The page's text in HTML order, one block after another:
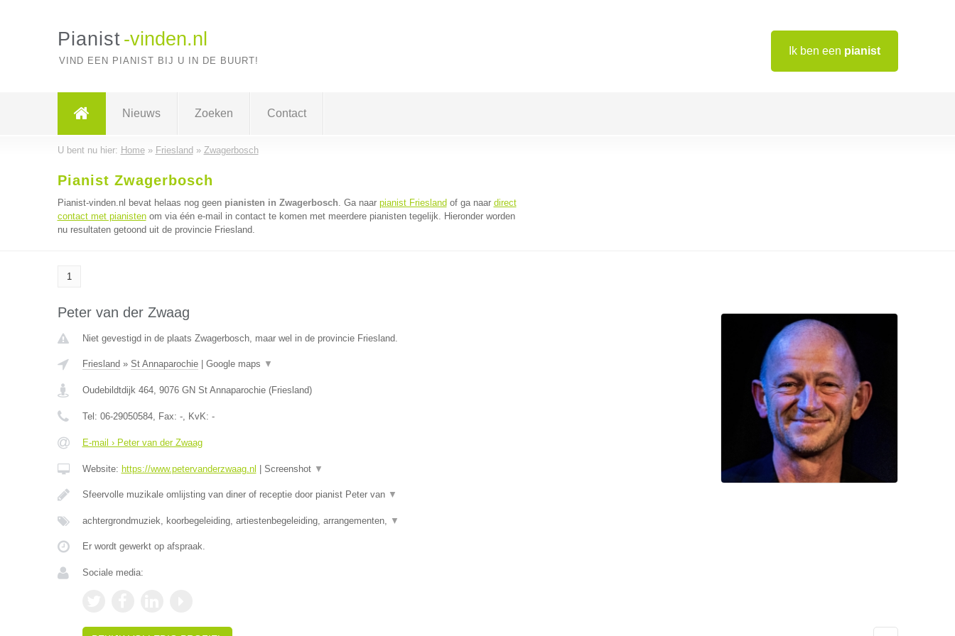
Ik ben een pianist
Pianist -vinden.nl
VIND EEN PIANIST BIJ U IN DE BUURT!
Nieuws Zoeken Contact
U bent nu hier: Home» Friesland » Zwagerbosch
Pianist Zwagerbosch
Pianist-vinden.nl bevat helaas nog geen pianisten in Zwagerbosch. Ga naar pianist Friesland of ga naar direct
contact met pianistenom via één e-mail in contact te komen met meerdere pianisten tegelijk. Hieronder worden
nu resultaten getoond uit de provincie Friesland.
1
Peter van der Zwaag
Niet gevestigd in de plaats Zwagerbosch, maar wel in de provincie Friesland.
Friesland » St Annaparochie| Google maps ▼
Oudebildtdijk 464, 9076 GN St Annaparochie(Friesland)
Tel: 06-29050584, Fax: -, KvK: -
E-mail › Peter van der Zwaag
Website: https://www.petervanderzwaag.nl Screenshot ▼
Sfeervolle muzikale omlijsting van diner of receptie door pianist Peter van ▼
achtergrondmuziek, koorbegeleiding, artiestenbegeleiding, arrangementen, ▼
Er wordt gewerkt op afspraak.
Sociale media: